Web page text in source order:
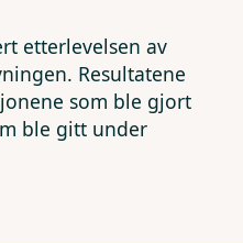
etterlevelsen av
Resultatene
som ble gjort
ble gitt under